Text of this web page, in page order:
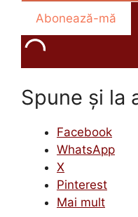
Spune și la
Facebook
WhatsApp
X
Pinterest
Mai mult